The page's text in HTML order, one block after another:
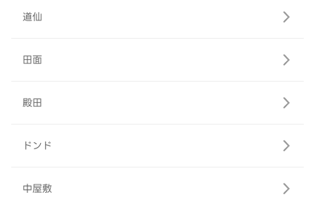
道仙
田面
殿田
ドンド
中屋敷